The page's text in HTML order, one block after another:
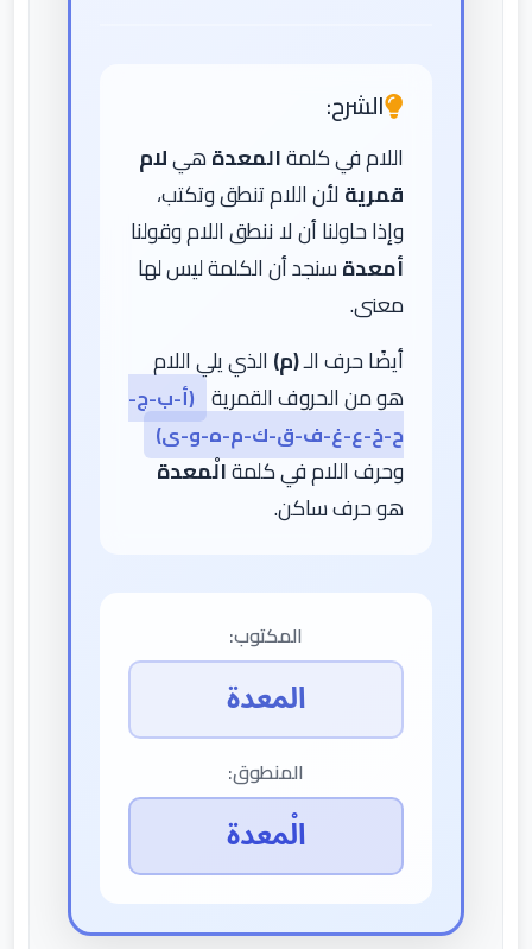
الشرح:
اللام في كلمةالمعدةهيلام
قمريةلأن اللام تنطق وتكتب،
وإذا حاولنا أن لا ننطق اللام وقولنا
أمعدةسنجد أن الكلمة ليس لها
معنى.
أيضًا حرف الـ(م)الذي يلي اللام
هو من الحروف القمرية (أ-ب-ج-
ح-خ-ع-غ-ف-ق-ك-م-ه-و-ى)
وحرف اللام في كلمةالْمعدة
هو حرف ساكن.
المكتوب:
المعدة
المنطوق:
الْمعدة